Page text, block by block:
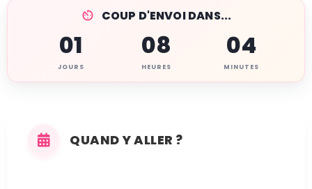
COUP D'ENVOI DANS...
01
JOURS
08
HEURES
04
MINUTES
QUAND Y ALLER ?